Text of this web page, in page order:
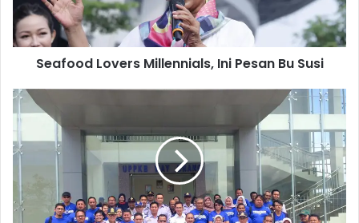
d
L
o
r
s
M
i
l
n
Seafood Lovers Millennials, Ini Pesan Bu Susi
D
i
r
j
n
e